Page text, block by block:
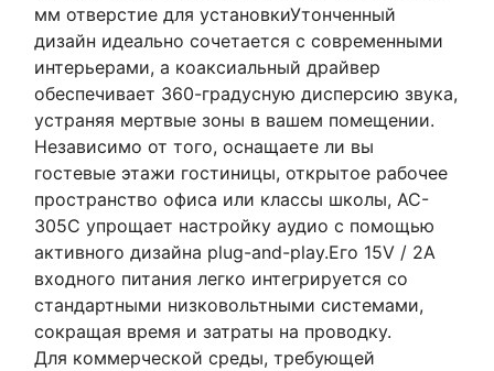
мм отверстие для установкиУтонченный
дизайн идеально сочетается с современными
интерьерами, а коаксиальный драйвер
обеспечивает 360-градусную дисперсию звука,
устраняя мертвые зоны в вашем помещении.
Независимо от того, оснащаете ли вы
гостевые этажи гостиницы, открытое рабочее
пространство офиса или классы школы, AC-
305C упрощает настройку аудио с помощью
активного дизайна plug-and-play.Его 15V / 2A
входного питания легко интегрируется со
стандартными низковольтными системами,
сокращая время и затраты на проводку.
Для коммерческой среды, требующей